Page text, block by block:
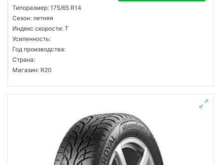
Типоразмер: 175/65 R14
Сезон: летняя
Индекс скорости: T
Усиленность:
Год производства:
Страна:
Магазин: R20